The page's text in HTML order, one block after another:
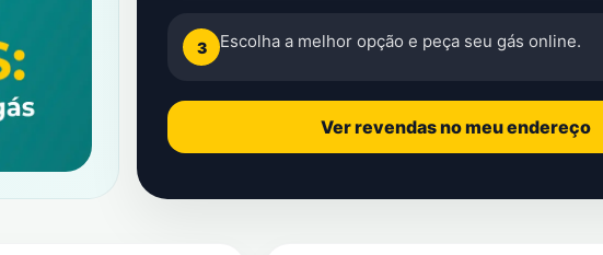
3 Escolha a melhor opção e peça seu gás online.
Ver revendas no meu endereço